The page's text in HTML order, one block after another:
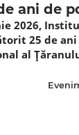
ani de
2026,
25 de
al